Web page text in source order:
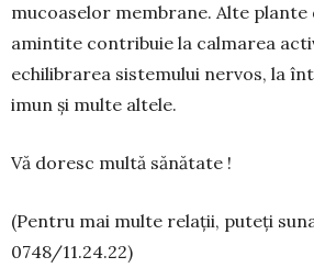
mucoaselor membrane. Alte
amintite contribuie la calmarea
echilibrarea sistemului nervos, la
imun și multe altele.
Vă doresc multă sănătate !
(Pentru mai multe relații, puteți
0748/11.24.22)